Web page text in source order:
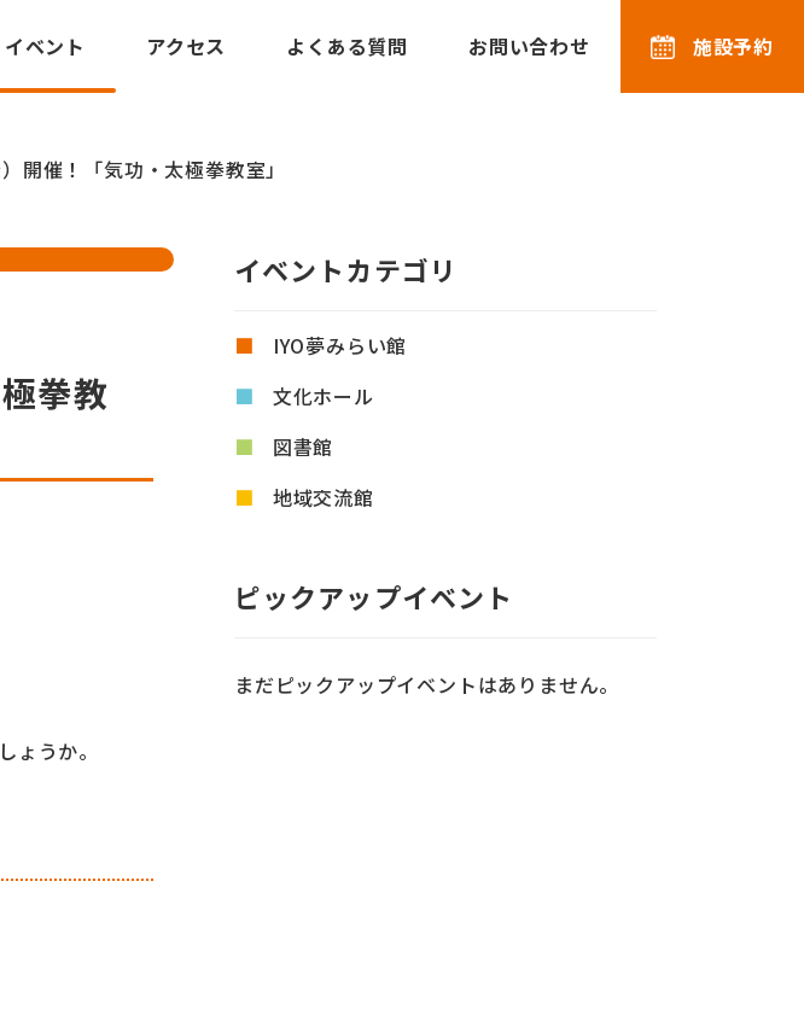
イベント アクセス よくある質問 お問い合わせ 施設予約
開催！「気功・太極拳教室」
拳教
うか。
イベントカテゴリ
IYO夢みらい館
文化ホール
図書館
地域交流館
ピックアップイベント
まだピックアップイベントはありません。